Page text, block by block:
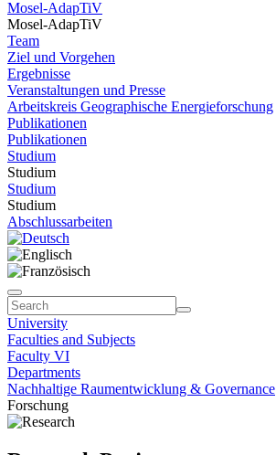
Mosel-AdapTiV
Mosel-AdapTiV
Team
Ziel und Vorgehen
Ergebnisse
Veranstaltungen und Presse
Arbeitskreis Geographische Energieforschung
Publikationen
Publikationen
Studium
Studium
Studium
Studium
Abschlussarbeiten
University
Faculties and Subjects
Faculty VI
Departments
Nachhaltige Raumentwicklung & Governance
Forschung